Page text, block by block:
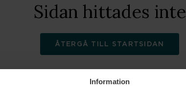
Information
Sidan hittades inte
ÅTERGÅ TILL STARTSIDAN